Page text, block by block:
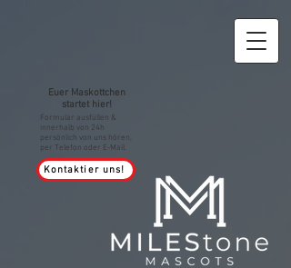
Euer Maskottchen
startet hier!
Formular ausfüllen &
innerhalb von 24h
persönlich von uns hören,
per Telefon oder E-Mail.
Kontaktier uns!